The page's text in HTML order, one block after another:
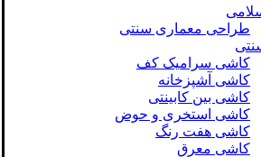
طراحی معماری سنتی
کاشی سرامیک کف
کاشی آشپزخانه
کاشی بین کابینتی
کاشی استخری و حوض
کاشی هفت رنگ
کاشی معرق